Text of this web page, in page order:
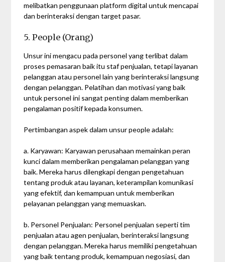
melibatkan penggunaan platform digital untuk mencapai
dan berinteraksi dengan target pasar.
5. People (Orang)
Unsur ini mengacu pada personel yang terlibat dalam
proses pemasaran baik itu staf penjualan, tetapi layanan
pelanggan atau personel lain yang berinteraksi langsung
dengan pelanggan. Pelatihan dan motivasi yang baik
untuk personel ini sangat penting dalam memberikan
pengalaman positif kepada konsumen.
Pertimbangan aspek dalam unsur people adalah:
a. Karyawan: Karyawan perusahaan memainkan peran
kunci dalam memberikan pengalaman pelanggan yang
baik. Mereka harus dilengkapi dengan pengetahuan
tentang produk atau layanan, keterampilan komunikasi
yang efektif, dan kemampuan untuk memberikan
pelayanan pelanggan yang memuaskan.
b. Personel Penjualan: Personel penjualan seperti tim
penjualan atau agen penjualan, berinteraksi langsung
dengan pelanggan. Mereka harus memiliki pengetahuan
yang baik tentang produk, kemampuan negosiasi, dan